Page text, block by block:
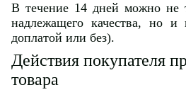
В течение 14 дней можно не
надлежащего качества, но и
доплатой или без).
Действия покупателя
товара